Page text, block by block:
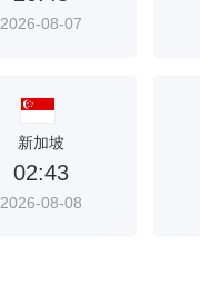
2026-08-07
新加坡
02:43
2026-08-08